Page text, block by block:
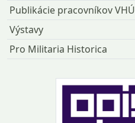
Publikácie pracovníkov VHÚ
Výstavy
Pro Militaria Historica